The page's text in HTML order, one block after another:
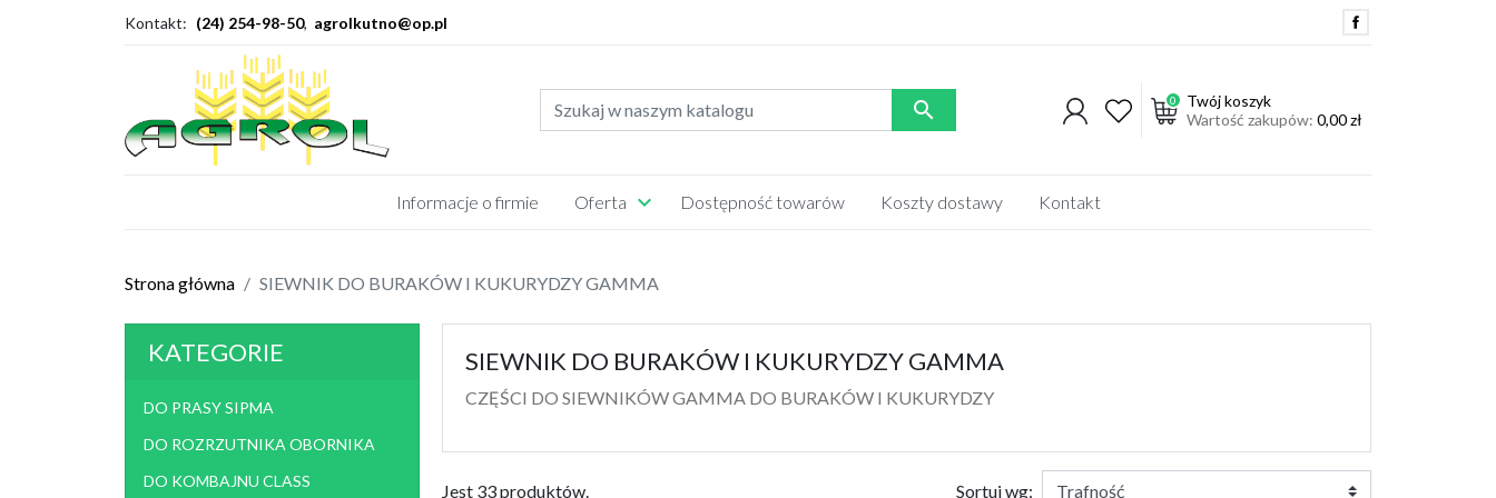
Kontakt: (24) 254-98-50, agrolkutno@op.pl
0
Twój koszyk
Wartość zakupów: 0,00 zł
Informacje o firmie Oferta 
DO SIEWNIKA AEROMAT
SIEWNIK AEROMAT, BECKER
DO CIĄGNIKÓW
PASKI OLEJE
ŁOŻYSKA OPONY
OPRYSKIWACZ
części do pomp bm-2
CZĘŚCI DO POMPY TERMIT
Dostępność towarów Koszty dostawy Kontakt
Strona główna SIEWNIK DO BURAKÓW I KUKURYDZY GAMMA
KATEGORIE
DO PRASY SIPMA
DO ROZRZUTNIKA OBORNIKA
DO KOMBAJNU CLASS
SIEWNIK DO BURAKÓW I KUKURYDZY GAMMA
CZĘŚCI DO SIEWNIKÓW GAMMA DO BURAKÓW I KUKURYDZY
Jest 33 produktów. Sortuj wg: